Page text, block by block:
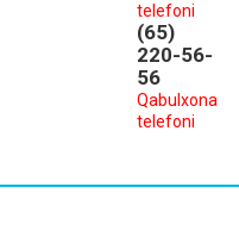
telefoni
(65)
220-56-
56
Qabulxona
telefoni